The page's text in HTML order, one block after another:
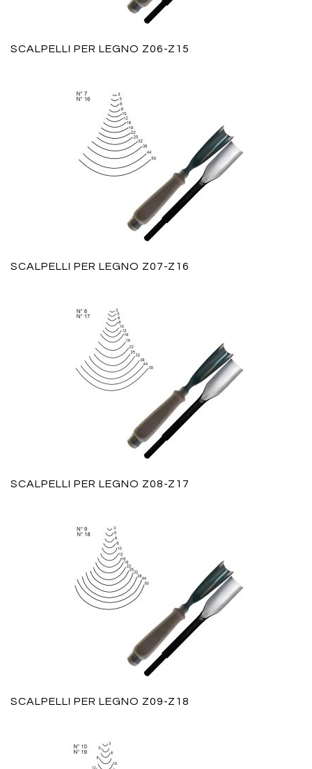
SCALPELLI PER LEGNO Z06-Z15
SCALPELLI PER LEGNO Z07-Z16
SCALPELLI PER LEGNO Z08-Z17
SCALPELLI PER LEGNO Z09-Z18